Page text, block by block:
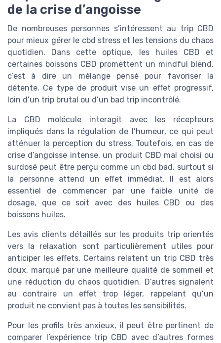
de la crise d’angoisse
De nombreuses personnes s’intéressent au trip CBD
pour mieux gérer le cbd stress et les tensions du chaos
quotidien. Dans cette optique, les huiles CBD et
certaines boissons CBD promettent un mindful blend,
c’est à dire un mélange pensé pour favoriser la
détente. Ce type de produit vise un effet progressif,
loin d’un trip brutal ou d’un bad trip incontrôlé.
La CBD molécule interagit avec les récepteurs
impliqués dans la régulation de l’humeur, ce qui peut
atténuer la perception du stress. Toutefois, en cas de
crise d’angoisse intense, un produit CBD mal choisi ou
surdosé peut être perçu comme un cbd bad, surtout si
la personne attend un effet immédiat. Il est alors
essentiel de commencer par une faible unité de
dosage, que ce soit avec des huiles CBD ou des
boissons huiles.
Les avis clients détaillés sur les produits trip orientés
vers la relaxation sont particulièrement utiles pour
anticiper les effets. Certains relatent un trip CBD très
doux, marqué par une meilleure qualité de sommeil et
une réduction du chaos quotidien. D’autres signalent
au contraire un effet trop léger, rappelant qu’un
produit ne convient pas à toutes les sensibilités.
Pour les profils très anxieux, il peut être pertinent de
comparer l’expérience trip CBD avec d’autres formes